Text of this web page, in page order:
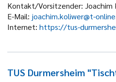
Kontakt/Vorsitzender: Joachim
E-Mail: joachim.koliwer@t-
Internet: https://tus-
TUS Durmersheim